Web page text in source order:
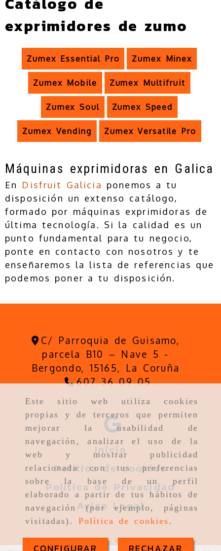
Este sitio web utiliza cookies
propias y de terceros que permiten
mejorar la usabilidad de
navegación, analizar el uso de la
web y mostrar publicidad
relacionada con tus preferencias
sobre la base de un perfil
elaborado a partir de tus hábitos de
navegación (por ejemplo, páginas
visitadas). Política de cookies .
exprimidores de zumo
Zumex Essential Pro Zumex Minex
Zumex Mobile Zumex Multifruit
Zumex Soul Zumex Speed
Zumex Vending Zumex Versatile Pro
Máquinas exprimidoras en Galica
En Disfruit Galicia ponemos a tu
disposición un extenso catálogo,
formado por máquinas exprimidoras de
última tecnología. Si la calidad es un
punto fundamental para tu negocio,
ponte en contacto con nosotros y te
enseñaremos la lista de referencias que
podemos poner a tu disposición.
C/ Parroquia de Guisamo,
parcela B10 – Nave 5 -
Bergondo, 15165, La Coruña
607 36 09 05
Inicio
Política de cookies
Política de Privacidad
Aviso Legal